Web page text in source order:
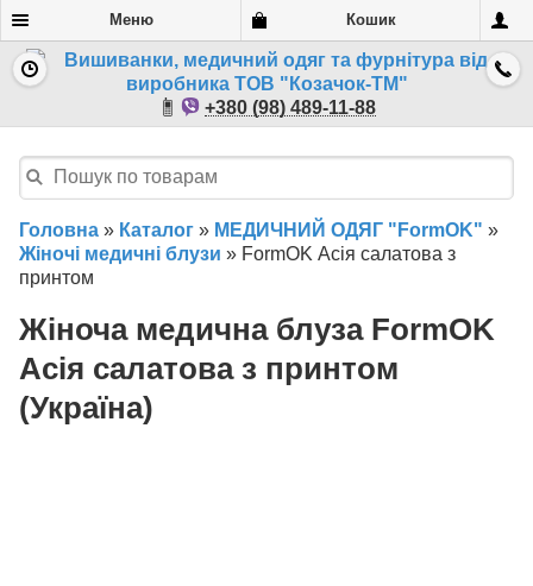
Меню Кошик
+380 (98) 489-11-88
Головна » Каталог » МЕДИЧНИЙ ОДЯГ "FormOK" »
Жіночі медичні блузи » FormOK Асія салатова з
принтом
Жіноча медична блуза FormOK
Асія салатова з принтом
(Україна)